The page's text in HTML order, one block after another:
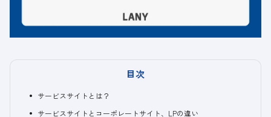
目次
サービスサイトとは？
サービスサイトとコーポレートサイト、LPの違い